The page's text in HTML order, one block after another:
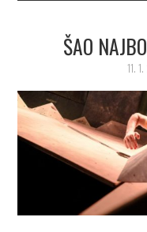
ŠAO
11.